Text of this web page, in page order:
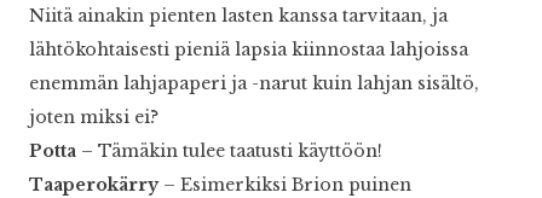
Niitä ainakin pienten lasten kanssa tarvitaan, ja
lähtökohtaisesti pieniä lapsia kiinnostaa lahjoissa
enemmän lahjapaperi ja -narut kuin lahjan sisältö,
joten miksi ei?
Potta – Tämäkin tulee taatusti käyttöön!
Taaperokärry– Esimerkiksi Brion puinen